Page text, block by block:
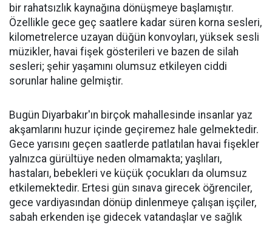
bir rahatsızlık kaynağına dönüşmeye başlamıştır.
Özellikle gece geç saatlere kadar süren korna sesleri,
kilometrelerce uzayan düğün konvoyları, yüksek sesli
müzikler, havai fişek gösterileri ve bazen de silah
sesleri; şehir yaşamını olumsuz etkileyen ciddi
sorunlar haline gelmiştir.
Bugün Diyarbakır'ın birçok mahallesinde insanlar yaz
akşamlarını huzur içinde geçiremez hale gelmektedir.
Gece yarısını geçen saatlerde patlatılan havai fişekler
yalnızca gürültüye neden olmamakta; yaşlıları,
hastaları, bebekleri ve küçük çocukları da olumsuz
etkilemektedir. Ertesi gün sınava girecek öğrenciler,
gece vardiyasından dönüp dinlenmeye çalışan işçiler,
sabah erkenden işe gidecek vatandaşlar ve sağlık